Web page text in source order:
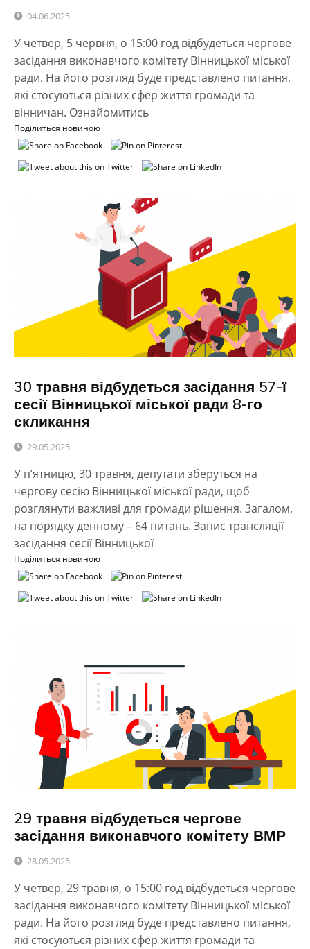
04.06.2025
У четвер, 5 червня, о 15:00 год відбудеться чергове
засідання виконавчого комітету Вінницької міської
ради. На його розгляд буде представлено питання,
які стосуються різних сфер життя громади та
вінничан. Ознайомитись
Поділиться новиною
30 травня відбудеться засідання 57-ї
сесії Вінницької міської ради 8-го
скликання
29.05.2025
У п’ятницю, 30 травня, депутати зберуться на
чергову сесію Вінницької міської ради, щоб
розглянути важливі для громади рішення. Загалом,
на порядку денному – 64 питань. Запис трансляції
засідання сесії Вінницької
Поділиться новиною
29 травня відбудеться чергове
засідання виконавчого комітету ВМР
28.05.2025
У четвер, 29 травня, о 15:00 год відбудеться чергове
засідання виконавчого комітету Вінницької міської
ради. На його розгляд буде представлено питання,
які стосуються різних сфер життя громади та